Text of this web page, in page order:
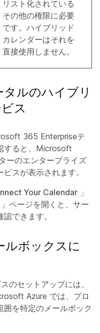
リスト化されている
その他の権限に必要
です。ハイブリッド
カレンダーはそれを
直接使用しません。
ルのハイブリ
ス
365 Enterpriseテ
すると、Microsoft
ーのエンタープライズ
スが表示されます。
Your Calendar 」
」ページを開くと、サー
できます。
ルボックスに
のセットアップには、
Azure では、プロ
囲を特定のメールボック